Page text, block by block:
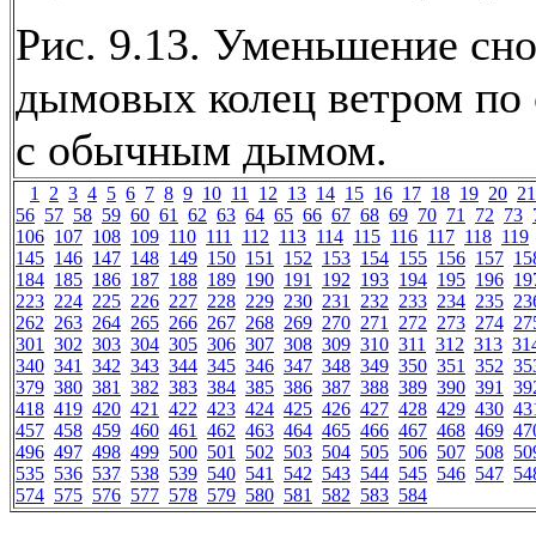
Рис. 9.13. Уменьшение
дымовых колец ветром по
с обычным дымом.
1 2 3 4 5 6 7 8 9 10 11 12 13 14 15 16 17 18 19 20 21
56 57 58 59 60 61 62 63 64 65 66 67 68 69 70 71 72 73
106 107 108 109 110 111 112 113 114 115 116 117 118 119
145 146 147 148 149 150 151 152 153 154 155 156 157
184 185 186 187 188 189 190 191 192 193 194 195 196
223 224 225 226 227 228 229 230 231 232 233 234 235
262 263 264 265 266 267 268 269 270 271 272 273 274
301 302 303 304 305 306 307 308 309 310 311 312 313
340 341 342 343 344 345 346 347 348 349 350 351 352
379 380 381 382 383 384 385 386 387 388 389 390 391
418 419 420 421 422 423 424 425 426 427 428 429 430
457 458 459 460 461 462 463 464 465 466 467 468 469
496 497 498 499 500 501 502 503 504 505 506 507 508
535 536 537 538 539 540 541 542 543 544 545 546 547
574 575 576 577 578 579 580 581 582 583 584